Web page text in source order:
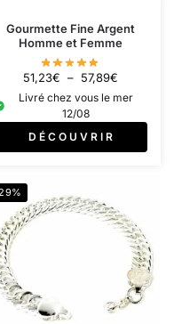
Gourmette Fine Argent
Homme et Femme
51,23€ – 57,89€
Livré chez vous le mer
12/08
D É C O U V R I R